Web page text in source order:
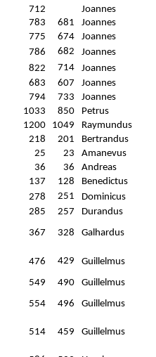
712
Joannes
783
681 Joannes
775
674 Joannes
786
682 Joannes
822
714 Joannes
683
607
Joannes
794
733 Joannes
1033
850 Petrus
1200
1049 Raymundus
218
201 Bertrandus
25
23 Amanevus
36
36
Andreas
137
128
Benedictus
278
251 Dominicus
285
257 Durandus
367
328 Galhardus
476 429 Guillelmus
549
490 Guillelmus
554
496 Guillelmus
514 459 Guillelmus